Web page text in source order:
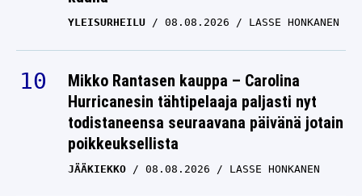
YLEISURHEILU 08.08.2026 LASSE HONKANEN
Mikko Rantasen kauppa – Carolina
Hurricanesin tähtipelaaja paljasti nyt
todistaneensa seuraavana päivänä jotain
poikkeuksellista
JÄÄKIEKKO 08.08.2026 LASSE HONKANEN